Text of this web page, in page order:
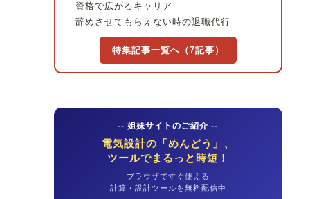
資格で広がるキャリア
辞めさせてもらえない時の退職代行
特集記事一覧へ（7記事）
-- 姐妹サイトのご紹介 --
電気設計の「めんどう」、
ツールでまるっと時短！
ブラウザですぐ使える
計算・設計ツールを無料配信中